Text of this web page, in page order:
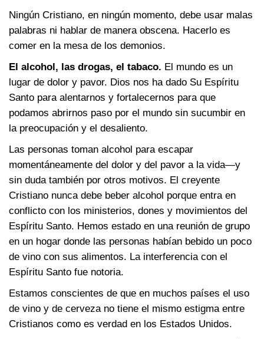
Ningún Cristiano, en ningún momento, debe usar malas
palabras ni hablar de manera obscena. Hacerlo es
comer en la mesa de los demonios.
El alcohol, las drogas, el tabaco. El mundo es un
lugar de dolor y pavor. Dios nos ha dado Su Espíritu
Santo para alentarnos y fortalecernos para que
podamos abrirnos paso por el mundo sin sucumbir en
la preocupación y el desaliento.
Las personas toman alcohol para escapar
momentáneamente del dolor y del pavor a la vida—y
sin duda también por otros motivos. El creyente
Cristiano nunca debe beber alcohol porque entra en
conflicto con los ministerios, dones y movimientos del
Espíritu Santo. Hemos estado en una reunión de grupo
en un hogar donde las personas habían bebido un poco
de vino con sus alimentos. La interferencia con el
Espíritu Santo fue notoria.
Estamos conscientes de que en muchos países el uso
de vino y de cerveza no tiene el mismo estigma entre
Cristianos como es verdad en los Estados Unidos.